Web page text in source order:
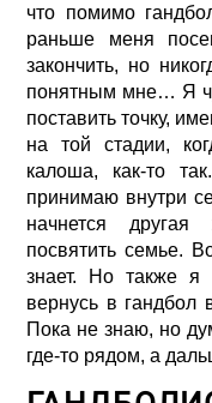
что помимо
раньше меня
закончить, но
понятным мне… Я
поставить точку,
на той стадии,
калоша, как-то
принимаю внутри
начнется
посвятить семье.
знает. Но также я
вернусь в гандбол
Пока не знаю, но
где-то рядом, а